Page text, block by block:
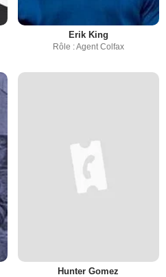
Erik King
Rôle : Agent Colfax
Hunter Gomez